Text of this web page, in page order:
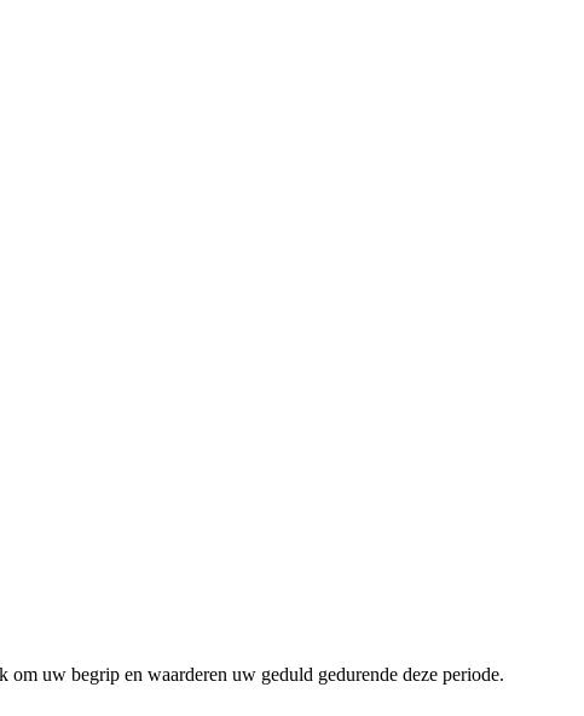
uw begrip en waarderen uw geduld gedurende deze periode.